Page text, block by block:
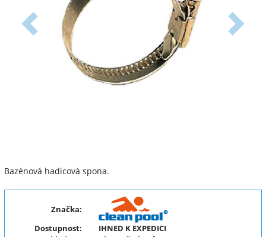
Předchozí Další
Bazénová hadicová spona.
Značka:
Dostupnost:
IHNED K EXPEDICI